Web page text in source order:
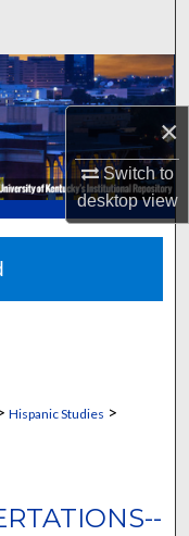
×
Switch to
desktopview
Hispanic Studies >